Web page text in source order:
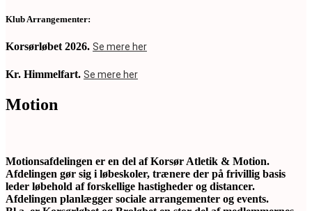
KlubArrangementer:
Korsørløbet 2026. Se mere her
Kr. Himmelfart. Se mere her
Motion
Motionsafdelingen er en del af Korsør Atletik & Motion.
Afdelingen gør sig i løbeskoler, trænere der på frivillig basis
leder løbehold af forskellige hastigheder og distancer.
Afdelingen planlægger sociale arrangementer og events.